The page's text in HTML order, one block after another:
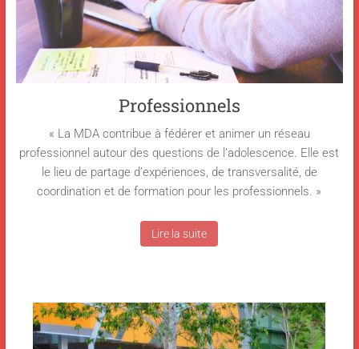
Professionnels
« La MDA contribue à fédérer et animer un réseau
professionnel autour des questions de l’adolescence. Elle est
le lieu de partage d’expériences, de transversalité, de
coordination et de formation pour les professionnels. »
Lire la suite